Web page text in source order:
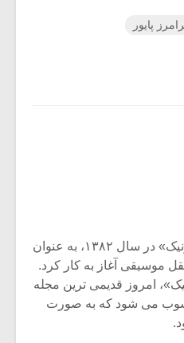
پایور
مجله آنلاین «گفتگوی هارمونیک» در سال ۱۳۸۲، به عنوان
موسیقی آغاز به کار کرد.
امروز قدیمی ترین مجله
می شود که به صورت